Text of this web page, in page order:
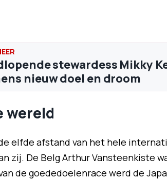
stewardess Mikky
nieuw doel en droom
wereld
elfde afstand van het hele
zij. De Belg Arthur Vansteenkiste
de goededoelenrace werd de